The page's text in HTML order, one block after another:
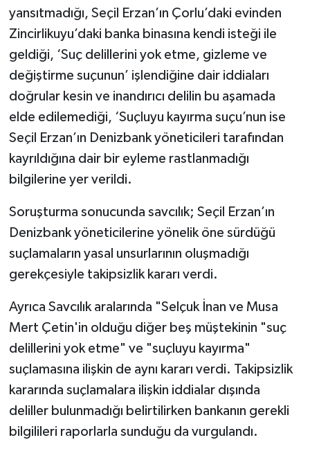
yansıtmadığı, Seçil Erzan’ın Çorlu’daki evinden
Zincirlikuyu’daki banka binasına kendi isteği ile
geldiği, ‘Suç delillerini yok etme, gizleme ve
değiştirme suçunun’ işlendiğine dair iddiaları
doğrular kesin ve inandırıcı delilin bu aşamada
elde edilemediği, ‘Suçluyu kayırma suçu’nun ise
Seçil Erzan’ın Denizbank yöneticileri tarafından
kayrıldığına dair bir eyleme rastlanmadığı
bilgilerine yer verildi.
Soruşturma sonucunda savcılık; Seçil Erzan’ın
Denizbank yöneticilerine yönelik öne sürdüğü
suçlamaların yasal unsurlarının oluşmadığı
gerekçesiyle takipsizlik kararı verdi.
Ayrıca Savcılık aralarında "Selçuk İnan ve Musa
Mert Çetin'in olduğu diğer beş müştekinin "suç
delillerini yok etme" ve "suçluyu kayırma"
suçlamasına ilişkin de aynı kararı verdi. Takipsizlik
kararında suçlamalara ilişkin iddialar dışında
deliller bulunmadığı belirtilirken bankanın gerekli
bilgilileri raporlarla sunduğu da vurgulandı.